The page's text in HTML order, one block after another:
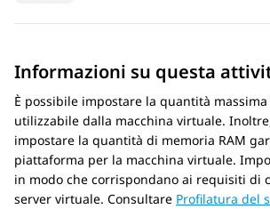
Informazioni su questa
È possibile impostare la quantità
utilizzabile dalla macchina virtuale.
impostare la quantità di memoria RAM
piattaforma per la macchina virtuale.
in modo che corrispondano ai requisiti di
server virtuale. Consultare Profilatura del